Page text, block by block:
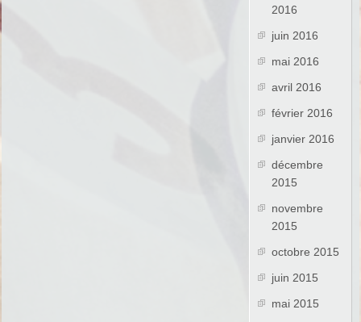
2016
juin 2016
mai 2016
avril 2016
février 2016
janvier 2016
décembre
2015
novembre
2015
octobre 2015
juin 2015
mai 2015